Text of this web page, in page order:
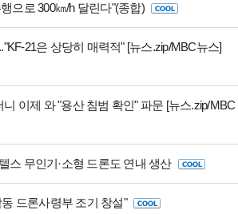
으로 300㎞/h 달린다"(종합)
21은 상당히 매력적" [뉴스.zip/MBC뉴스]
이제 와 "용산 침범 확인" 파문 [뉴스.zip/MBC
스 무인기·소형 드론도 연내 생산
드론사령부 조기 창설"